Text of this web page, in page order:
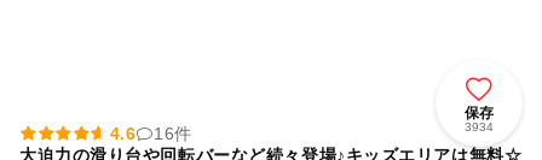
保存
3934
4.6
16件
大迫力の滑り台や回転バーなど続々登場♪キッズエリアは無料☆